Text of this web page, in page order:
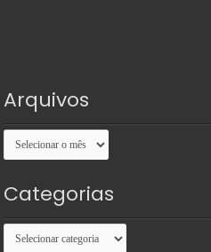
Arquivos
Arquivos
Categorias
Categorias